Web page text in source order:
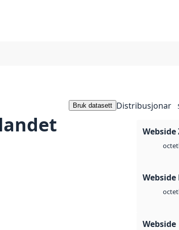
Bruk datasett Distribusjonar
Webside
octet
Webside
octet
Webside